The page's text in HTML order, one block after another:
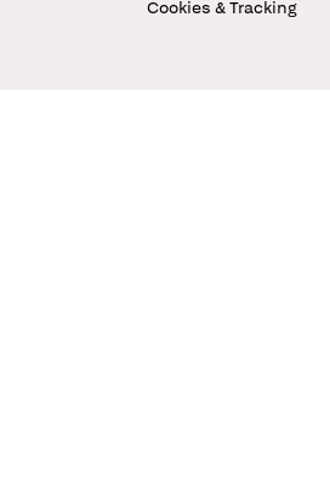
Cookies & Tracking